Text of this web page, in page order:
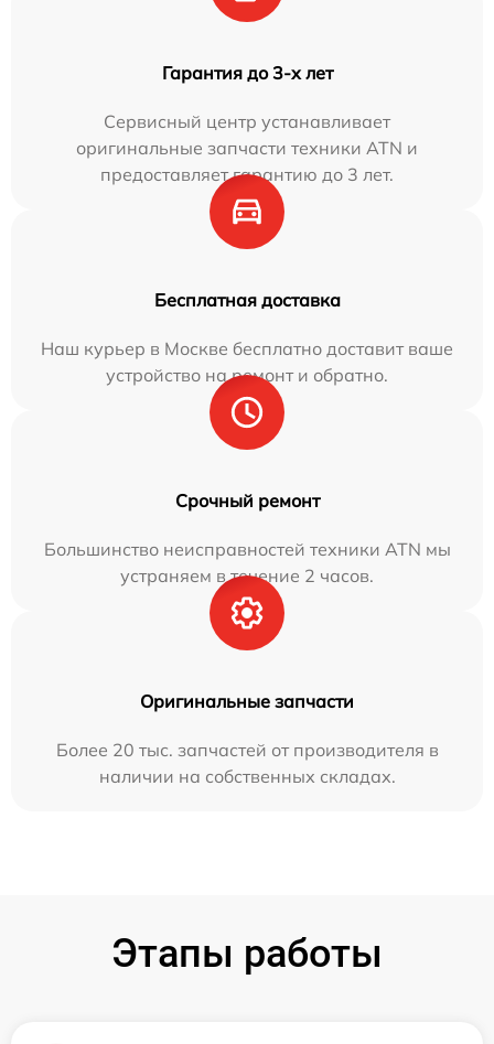
Гарантия до 3-х лет
Сервисный центр устанавливает
оригинальные запчасти техники ATN и
предоставляет гарантию до 3 лет.
Бесплатная доставка
Наш курьер в Москве бесплатно доставит ваше
устройство на ремонт и обратно.
Срочный ремонт
Большинство неисправностей техники ATN мы
устраняем в течение 2 часов.
Оригинальные запчасти
Более 20 тыс. запчастей от производителя в
наличии на собственных складах.
Этапы работы